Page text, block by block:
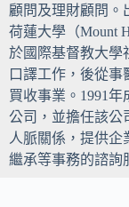
顧問及理財顧問。
荷蓮大學（Mount
於國際基督教大學
口譯工作，後從
買收事業。1991
公司，並擔任該公
人脈關係，提供企
繼承等事務的諮詢